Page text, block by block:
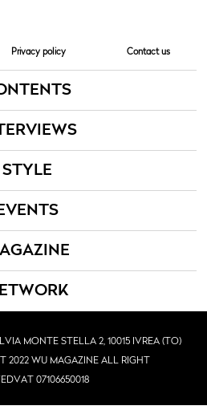
Privacy policy Contact us
STYLE
EVENTS
VIA MONTE STELLA 2, 10015 IVREA (TO)
2022 WU MAGAZINE ALL RIGHT
VAT 07106650018